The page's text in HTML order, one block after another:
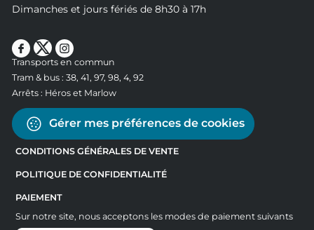
Dimanches et jours fériés de 8h30 à 17h
Transports en commun
Tram & bus : 38, 41, 97, 98, 4, 92
Arrêts : Héros et Marlow
Gérer mes préférences de cookies
CONDITIONS GÉNÉRALES DE VENTE
POLITIQUE DE CONFIDENTIALITÉ
PAIEMENT
Sur notre site, nous acceptons les modes de paiement suivants